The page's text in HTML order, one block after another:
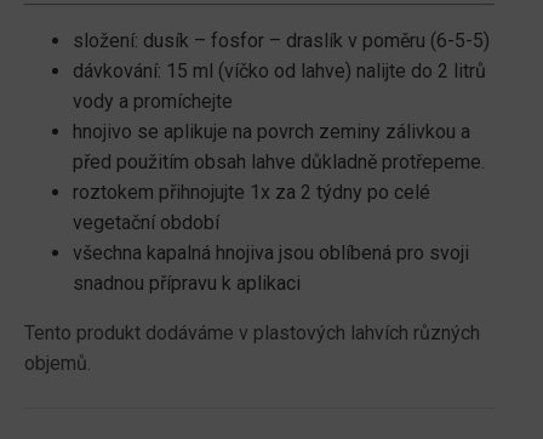
složení: dusík – fosfor – draslík v poměru (6-5-5)
dávkování: 15 ml (víčko od lahve) nalijte do 2 litrů
vody a promíchejte
hnojivo se aplikuje na povrch zeminy zálivkou a
před použitím obsah lahve důkladně protřepeme.
roztokem přihnojujte 1x za 2 týdny po celé
vegetační období
všechna kapalná hnojiva jsou oblíbená pro svoji
snadnou přípravu k aplikaci
Tento produkt dodáváme v plastových lahvích různých
objemů.